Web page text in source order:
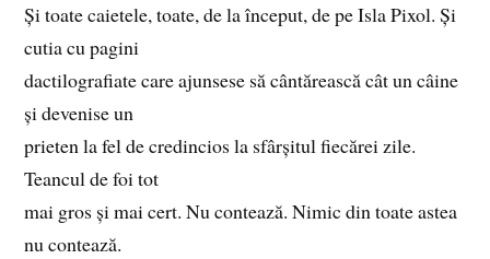
Și toate caietele, toate, de la început, de pe Isla Pixol. Și
cutia cu pagini
dactilografiate care ajunsese să cântărească cât un câine
și devenise un
prieten la fel de credincios la sfârșitul fiecărei zile.
Teancul de foi tot
mai gros și mai cert. Nu contează. Nimic din toate astea
nu contează.